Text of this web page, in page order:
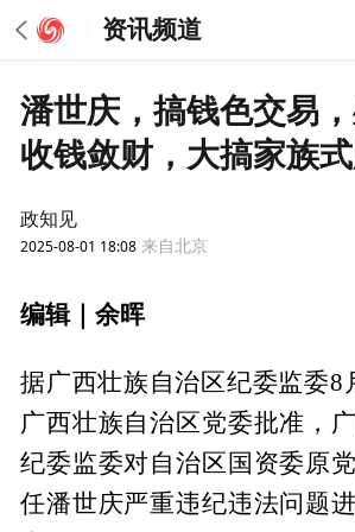
资讯频道
潘世庆，搞钱色交易
收钱敛财，大搞家族
政知见
2025-08-01 18:08 来自北京
编辑｜余晖
据广西壮族自治区纪委监委8
广西壮族自治区党委批准，
纪委监委对自治区国资委原
任潘世庆严重违纪违法问题